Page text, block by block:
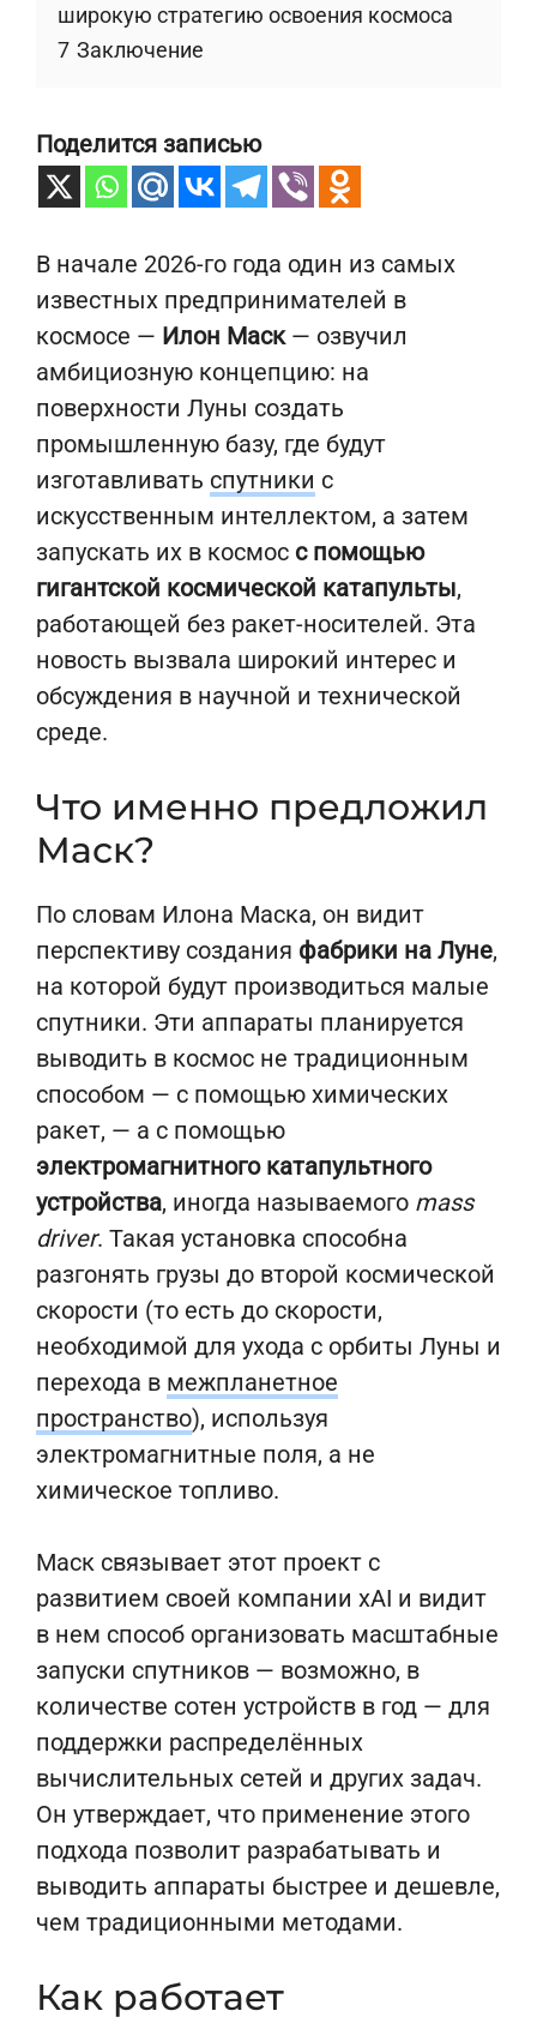
широкую стратегию освоения космоса
7 Заключение
Поделится записью
В начале 2026-го года один из самых
известных предпринимателей в
космосе — Илон Маск— озвучил
амбициозную концепцию: на
поверхности Луны создать
промышленную базу, где будут
изготавливать спутники с
искусственным интеллектом, а затем
запускать их в космос с помощью
гигантской космической катапульты,
работающей без ракет-носителей. Эта
новость вызвала широкий интерес и
обсуждения в научной и технической
среде.
Что именно предложил
Маск?
По словам Илона Маска, он видит
перспективу создания фабрики на Луне,
на которой будут производиться малые
спутники. Эти аппараты планируется
выводить в космос не традиционным
способом — с помощью химических
ракет, — а с помощью
электромагнитного катапультного
устройства, иногда называемого mass
driver. Такая установка способна
разгонять грузы до второй космической
скорости (то есть до скорости,
необходимой для ухода с орбиты Луны и
перехода в межпланетное
пространство), используя
электромагнитные поля, а не
химическое топливо.
Маск связывает этот проект с
развитием своей компании xAI и видит
в нем способ организовать масштабные
запуски спутников — возможно, в
количестве сотен устройств в год — для
поддержки распределённых
вычислительных сетей и других задач.
Он утверждает, что применение этого
подхода позволит разрабатывать и
выводить аппараты быстрее и дешевле,
чем традиционными методами.
Как работает